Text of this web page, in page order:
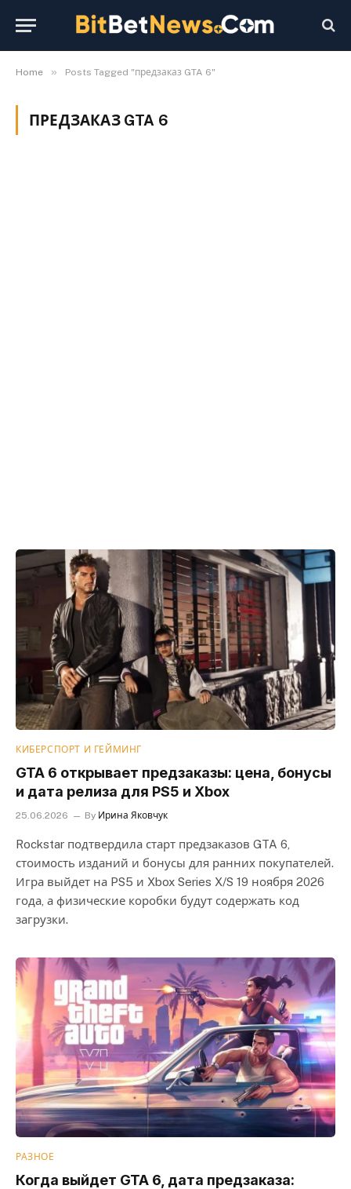
Home » Posts Tagged "предзаказ GTA 6"
ПРЕДЗАКАЗ GTA 6
КИБЕРСПОРТ И ГЕЙМИНГ
GTA 6 открывает предзаказы: цена, бонусы
и дата релиза для PS5 и Xbox
25.06.2026 By Ирина Яковчук
Rockstar подтвердила старт предзаказов GTA 6,
стоимость изданий и бонусы для ранних покупателей.
Игра выйдет на PS5 и Xbox Series X/S 19 ноября 2026
года, а физические коробки будут содержать код
загрузки.
РАЗНОЕ
Когда выйдет GTA 6, дата предзаказа: